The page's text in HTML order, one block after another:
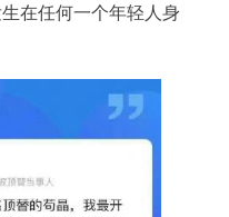
在任何一个年轻人身